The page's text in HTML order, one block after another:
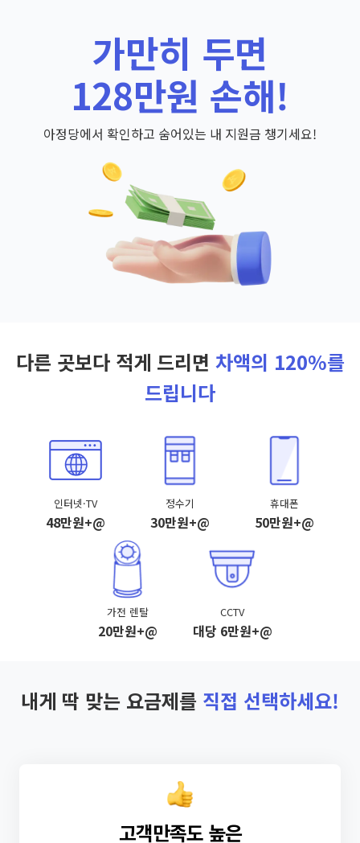
가만히 두면
128만원 손해!
아정당에서 확인하고 숨어있는 내 지원금 챙기세요!
다른 곳보다 적게 드리면 차액의 120%를
드립니다
인터넷·TV
48만원+@
정수기
30만원+@
휴대폰
50만원+@
가전 렌탈
20만원+@
CCTV
대당 6만원+@
내게 딱 맞는 요금제를 직접 선택하세요!
고객만족도 높은